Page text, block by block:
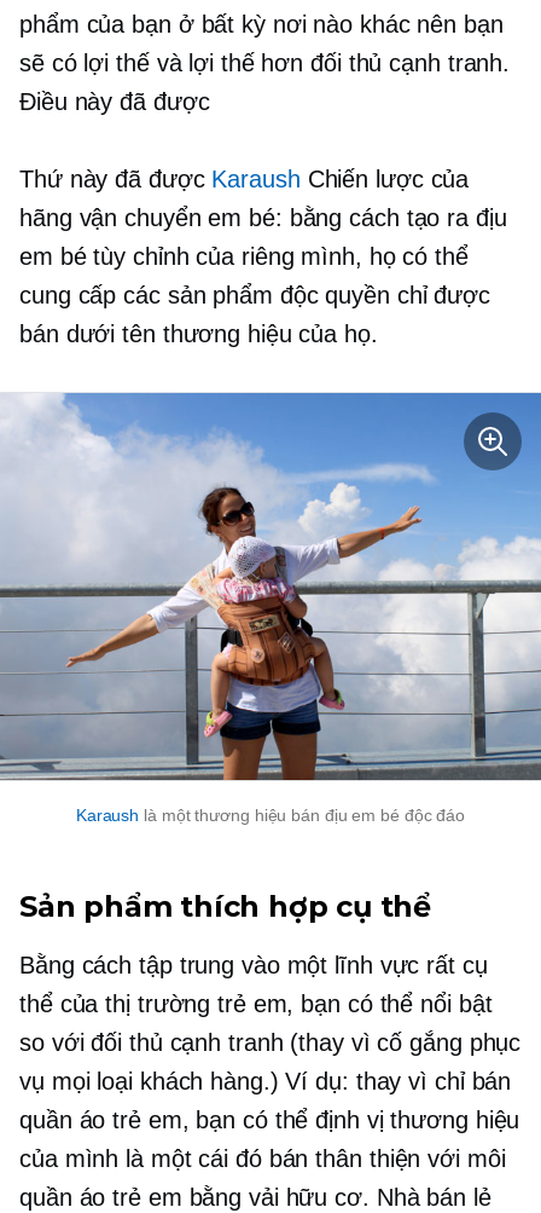
phẩm của bạn ở bất kỳ nơi nào khác nên bạn
sẽ có lợi thế và lợi thế hơn đối thủ cạnh tranh.
Điều này đã được
Thứ này đã được Karaush Chiến lược của
hãng vận chuyển em bé: bằng cách tạo ra địu
em bé tùy chỉnh của riêng mình, họ có thể
cung cấp các sản phẩm độc quyền chỉ được
bán dưới tên thương hiệu của họ.
Karaush là một thương hiệu bán địu em bé độc đáo
Sản phẩm thích hợp cụ thể
Bằng cách tập trung vào một lĩnh vực rất cụ
thể của thị trường trẻ em, bạn có thể nổi bật
so với đối thủ cạnh tranh (thay vì cố gắng phục
vụ mọi loại khách hàng.) Ví dụ: thay vì chỉ bán
quần áo trẻ em, bạn có thể định vị thương hiệu
của mình là một cái đó bánthân thiện với môi
quần áo trẻ em bằng vải hữu cơ. Nhà bán lẻ